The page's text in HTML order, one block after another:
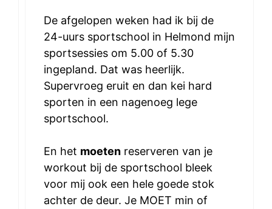
De afgelopen weken had ik bij de
24-uurs sportschool in Helmond mijn
sportsessies om 5.00 of 5.30
ingepland. Dat was heerlijk.
Supervroeg eruit en dan kei hard
sporten in een nagenoeg lege
sportschool.
En het moeten reserveren van je
workout bij de sportschool bleek
voor mij ook een hele goede stok
achter de deur. Je MOET min of